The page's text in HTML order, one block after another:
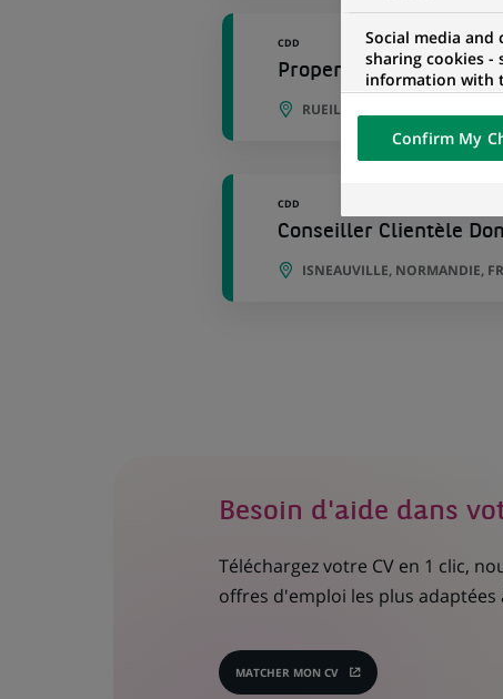
CDD
Property Manager
RUEIL-MALMAISON, ÎLE-DE-
CDD
Conseiller Clientèle
ISNEAUVILLE, NORMANDIE,
Besoin d'aide dans
Téléchargez votre CV en 1 clic,
offres d'emploi les plus adaptées
MATCHER MON CV
(CE
Social media and
sharing cookies -
information with
networks and
visualization on
of the content
external website.
Confirm My